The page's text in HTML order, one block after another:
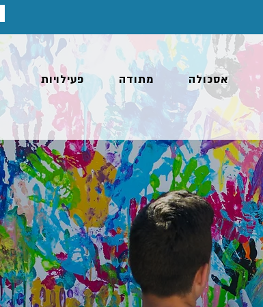
פעילויות
מתודה אסכולה